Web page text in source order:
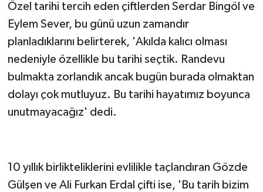
Özel tarihi tercih eden çiftlerden Serdar Bingöl ve
Eylem Sever, bu günü uzun zamandır
planladıklarını belirterek, 'Akılda kalıcı olması
nedeniyle özellikle bu tarihi seçtik. Randevu
bulmakta zorlandık ancak bugün burada olmaktan
dolayı çok mutluyuz. Bu tarihi hayatımız boyunca
unutmayacağız' dedi.
10 yıllık birlikteliklerini evlilikle taçlandıran Gözde
Gülşen ve Ali Furkan Erdal çifti ise, 'Bu tarih bizim